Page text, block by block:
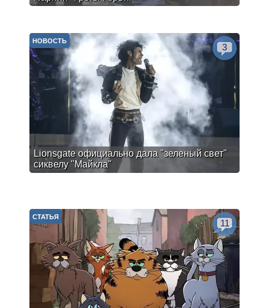
Lionsgate официально дала "зеленый свет"
сиквелу "Майкла"
НОВОСТЬ
3
СТАТЬЯ
11